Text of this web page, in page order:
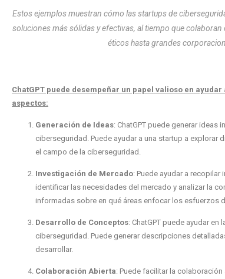
Estos ejemplos muestran cómo las startups de
soluciones más sólidas y efectivas, al tiempo que
éticos hasta grandes
ChatGPT puede desempeñar un papel valioso en
aspectos:
Generación de Ideas: ChatGPT puede generar ideas
ciberseguridad. Puede ayudar a una startup a
el campo de la ciberseguridad.
Investigación de Mercado: Puede ayudar a
identificar las necesidades del mercado y analizar la
informadas sobre en qué áreas enfocar los esfuerzos
Desarrollo de Conceptos: ChatGPT puede ayudar
ciberseguridad. Puede generar descripciones
desarrollar.
Colaboración Abierta: Puede facilitar la